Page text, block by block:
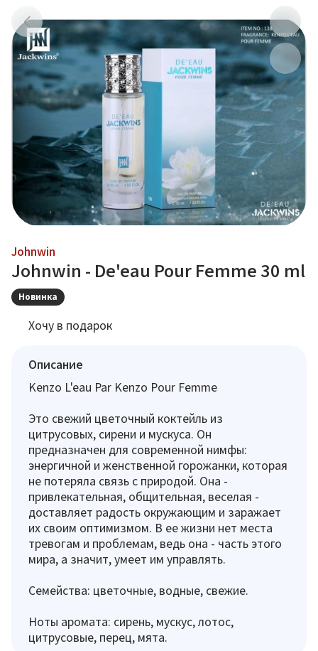
Johnwin
Johnwin - De'eau Pour Femme 30 ml
Новинка
Хочу в подарок
Описание
Kenzo L'eau Par Kenzo Pour Femme
Это свежий цветочный коктейль из
цитрусовых, сирени и мускуса. Он
предназначен для современной нимфы:
энергичной и женственной горожанки, которая
не потеряла связь с природой. Она -
привлекательная, общительная, веселая -
доставляет радость окружающим и заражает
их своим оптимизмом. В ее жизни нет места
тревогам и проблемам, ведь она - часть этого
мира, а значит, умеет им управлять.
Семейства: цветочные, водные, свежие.
Ноты аромата: сирень, мускус, лотос,
цитрусовые, перец, мята.